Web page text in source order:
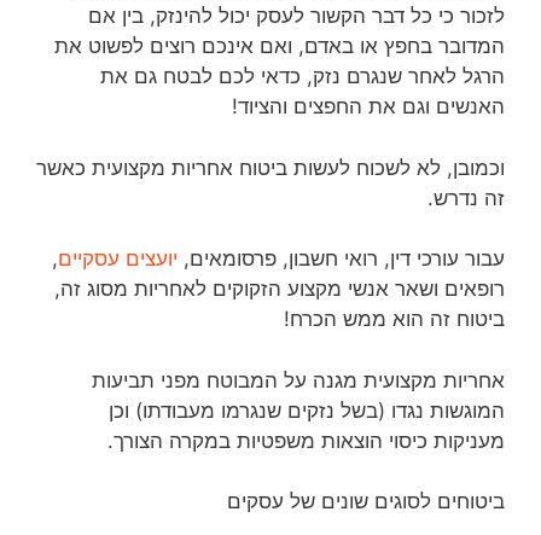
לזכור כי כל דבר הקשור לעסק יכול להינזק, בין אם
המדובר בחפץ או באדם, ואם אינכם רוצים לפשוט את
הרגל לאחר שנגרם נזק, כדאי לכם לבטח גם את
האנשים וגם את החפצים והציוד!
וכמובן, לא לשכוח לעשות ביטוח אחריות מקצועית כאשר
זה נדרש.
עבור עורכי דין, רואי חשבון, פרסומאים, יועצים עסקיים,
רופאים ושאר אנשי מקצוע הזקוקים לאחריות מסוג זה,
ביטוח זה הוא ממש הכרח!
אחריות מקצועית מגנה על המבוטח מפני תביעות
המוגשות נגדו (בשל נזקים שנגרמו מעבודתו) וכן
מעניקות כיסוי הוצאות משפטיות במקרה הצורך.
ביטוחים לסוגים שונים של עסקים